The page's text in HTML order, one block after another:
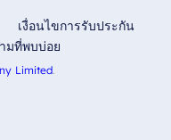
เงื่อนไขการรับประกัน
มที่พบบ่อย
Limited.